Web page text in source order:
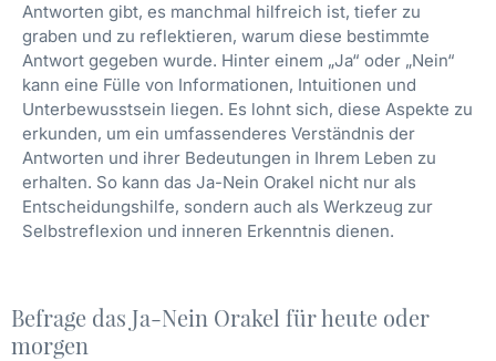
Antworten gibt, es manchmal hilfreich ist, tiefer zu
graben und zu reflektieren, warum diese bestimmte
Antwort gegeben wurde. Hinter einem „Ja“ oder „Nein“
kann eine Fülle von Informationen, Intuitionen und
Unterbewusstsein liegen. Es lohnt sich, diese Aspekte zu
erkunden, um ein umfassenderes Verständnis der
Antworten und ihrer Bedeutungen in Ihrem Leben zu
erhalten. So kann das Ja-Nein Orakel nicht nur als
Entscheidungshilfe, sondern auch als Werkzeug zur
Selbstreflexion und inneren Erkenntnis dienen.
Befrage das Ja-Nein Orakel für heute oder
morgen